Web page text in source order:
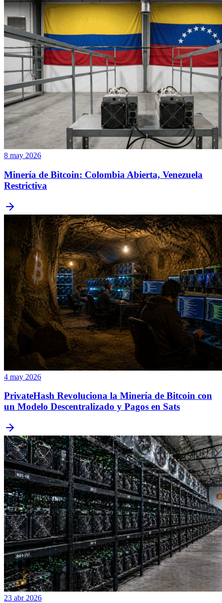
8 may 2026
Minería de Bitcoin: Colombia Abierta, Venezuela
Restrictiva
4 may 2026
PrivateHash Revoluciona la Minería de Bitcoin con
un Modelo Descentralizado y Pagos en Sats
23 abr 2026